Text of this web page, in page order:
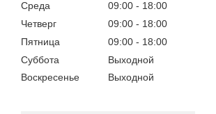
Среда
09:00
18:00
Четверг
09:00
18:00
Пятница
09:00
18:00
Суббота
Выходной
Воскресенье
Выходной